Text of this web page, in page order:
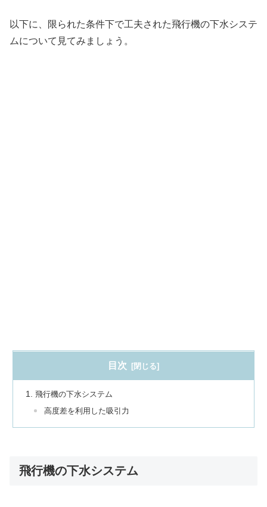
以下に、限られた条件下で工夫された飛行機の下水システ
ムについて見てみましょう。
目次
飛行機の下水システム
高度差を利用した吸引力
飛行機の下水システム